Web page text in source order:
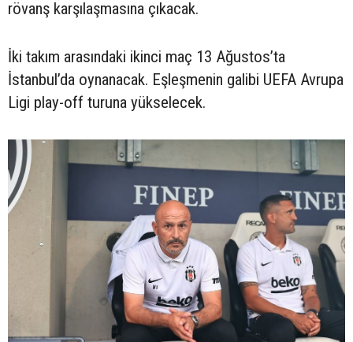
rövanş karşılaşmasına çıkacak.
İki takım arasındaki ikinci maç 13 Ağustos’ta
İstanbul’da oynanacak. Eşleşmenin galibi UEFA Avrupa
Ligi play-off turuna yükselecek.